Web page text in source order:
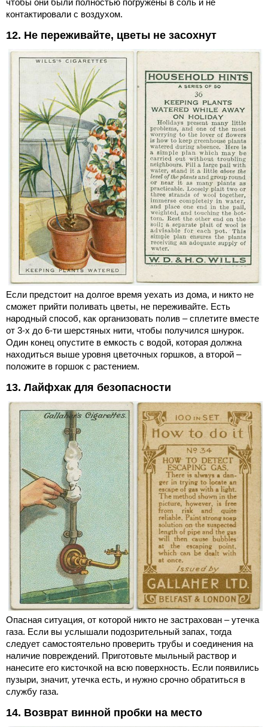
чтобы они были полностью погружены в соль и не
контактировали с воздухом.
12. Не переживайте, цветы не засохнут
Если предстоит на долгое время уехать из дома, и никто не
сможет прийти поливать цветы, не переживайте. Есть
народный способ, как организовать полив – сплетите вместе
от 3-х до 6-ти шерстяных нити, чтобы получился шнурок.
Один конец опустите в емкость с водой, которая должна
находиться выше уровня цветочных горшков, а второй –
положите в горшок с растением.
13. Лайфхак для безопасности
Опасная ситуация, от которой никто не застрахован – утечка
газа. Если вы услышали подозрительный запах, тогда
следует самостоятельно проверить трубы и соединения на
наличие повреждений. Приготовьте мыльный раствор и
нанесите его кисточкой на всю поверхность. Если появились
пузыри, значит, утечка есть, и нужно срочно обратиться в
службу газа.
14. Возврат винной пробки на место